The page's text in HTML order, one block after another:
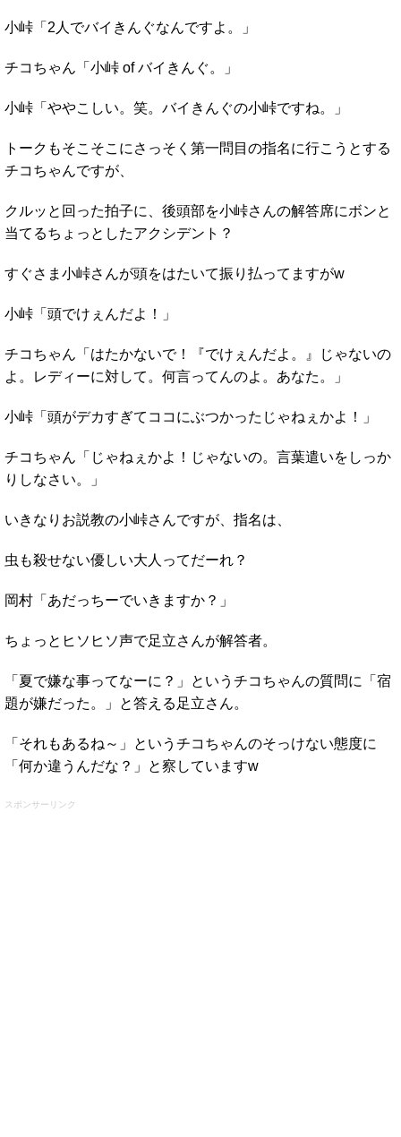
小峠「2人でバイきんぐなんですよ。」
チコちゃん「小峠 of バイきんぐ。」
小峠「ややこしい。笑。バイきんぐの小峠ですね。」
トークもそこそこにさっそく第一問目の指名に行こうとする
チコちゃんですが、
クルッと回った拍子に、後頭部を小峠さんの解答席にボンと
当てるちょっとしたアクシデント？
すぐさま小峠さんが頭をはたいて振り払ってますがw
小峠「頭でけぇんだよ！」
チコちゃん「はたかないで！『でけぇんだよ。』じゃないの
よ。レディーに対して。何言ってんのよ。あなた。」
小峠「頭がデカすぎてココにぶつかったじゃねぇかよ！」
チコちゃん「じゃねぇかよ！じゃないの。言葉遣いをしっか
りしなさい。」
いきなりお説教の小峠さんですが、指名は、
虫も殺せない優しい大人ってだーれ？
岡村「あだっちーでいきますか？」
ちょっとヒソヒソ声で足立さんが解答者。
「夏で嫌な事ってなーに？」というチコちゃんの質問に「宿
題が嫌だった。」と答える足立さん。
「それもあるね～」というチコちゃんのそっけない態度に
「何か違うんだな？」と察していますw
スポンサーリンク